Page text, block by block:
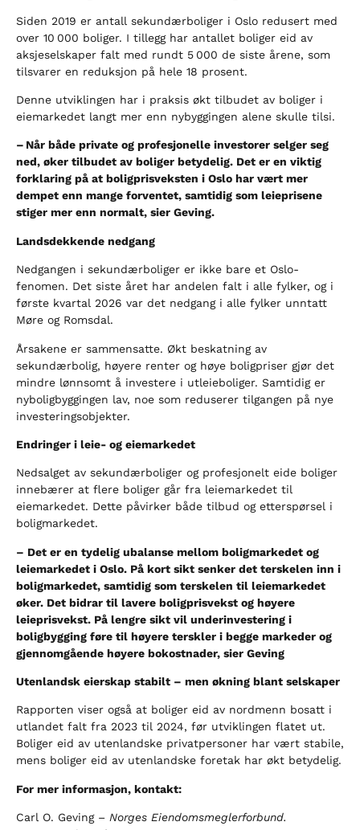
Siden 2019 er antall sekundærboliger i Oslo redusert med
over 10 000 boliger. I tillegg har antallet boliger eid av
aksjeselskaper falt med rundt 5 000 de siste årene, som
tilsvarer en reduksjon på hele 18 prosent.
Denne utviklingen har i praksis økt tilbudet av boliger i
eiemarkedet langt mer enn nybyggingen alene skulle tilsi.
– Når både private og profesjonelle investorer selger seg
ned, øker tilbudet av boliger betydelig. Det er en viktig
forklaring på at boligprisveksten i Oslo har vært mer
dempet enn mange forventet, samtidig som leieprisene
stiger mer enn normalt, sier Geving.
Landsdekkende nedgang
Nedgangen i sekundærboliger er ikke bare et Oslo-
fenomen. Det siste året har andelen falt i alle fylker, og i
første kvartal 2026 var det nedgang i alle fylker unntatt
Møre og Romsdal.
Årsakene er sammensatte. Økt beskatning av
sekundærbolig, høyere renter og høye boligpriser gjør det
mindre lønnsomt å investere i utleieboliger. Samtidig er
nyboligbyggingen lav, noe som reduserer tilgangen på nye
investeringsobjekter.
Endringer i leie- og eiemarkedet
Nedsalget av sekundærboliger og profesjonelt eide boliger
innebærer at flere boliger går fra leiemarkedet til
eiemarkedet. Dette påvirker både tilbud og etterspørsel i
boligmarkedet.
– Det er en tydelig ubalanse mellom boligmarkedet og
leiemarkedet i Oslo. På kort sikt senker det terskelen inn i
boligmarkedet, samtidig som terskelen til leiemarkedet
øker. Det bidrar til lavere boligprisvekst og høyere
leieprisvekst. På lengre sikt vil underinvestering i
boligbygging føre til høyere terskler i begge markeder og
gjennomgående høyere bokostnader, sier Geving
Utenlandsk eierskap stabilt – men økning blant selskaper
Rapporten viser også at boliger eid av nordmenn bosatt i
utlandet falt fra 2023 til 2024, før utviklingen flatet ut.
Boliger eid av utenlandske privatpersoner har vært stabile,
mens boliger eid av utenlandske foretak har økt betydelig.
For mer informasjon, kontakt:
Carl O. Geving – Norges Eiendomsmeglerforbund.